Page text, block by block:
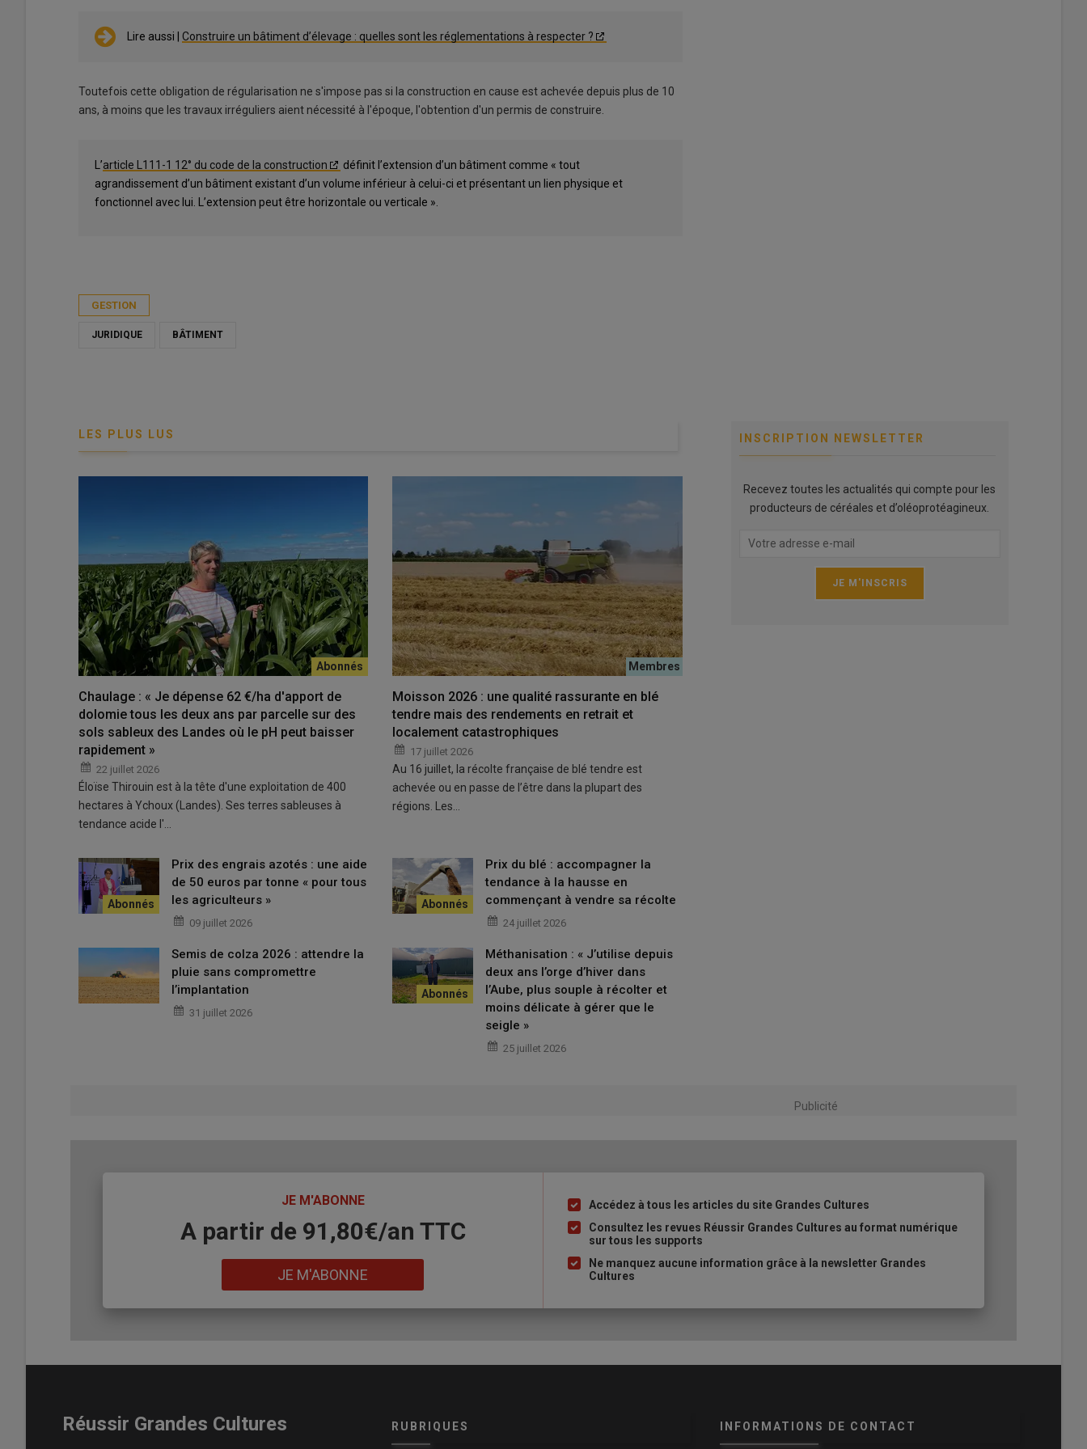
Lire aussi | Construire un bâtiment d’élevage : quelles sont les réglementations à respecter ?
Toutefois cette obligation de régularisation ne s'impose pas si la construction en cause est achevée depuis plus de 10
ans, à moins que les travaux irréguliers aient nécessité à l'époque, l'obtention d'un permis de construire.
L’article L111-1 12° du code de la construction
définit l’extension d’un bâtiment comme « tout
agrandissement d’un bâtiment existant d’un volume inférieur à celui-ci et présentant un lien physique et
fonctionnel avec lui. L’extension peut être horizontale ou verticale ».
GESTION
JURIDIQUE BÂTIMENT
LES PLUS LUS
Chaulage : « Je dépense 62 €/ha d'apport de
dolomie tous les deux ans par parcelle sur des
sols sableux des Landes où le pH peut baisser
rapidement »
22 juillet 2026
Éloïse Thirouin est à la tête d'une exploitation de 400
hectares à Ychoux (Landes). Ses terres sableuses à
tendance acide l'…
Moisson 2026 : une qualité rassurante en blé
tendre mais des rendements en retrait et
localement catastrophiques
17 juillet 2026
Au 16 juillet, la récolte française de blé tendre est
achevée ou en passe de l’être dans la plupart des
régions. Les…
Prix des engrais azotés : une aide
de 50 euros par tonne « pour tous
les agriculteurs »
09 juillet 2026
Prix du blé : accompagner la
tendance à la hausse en
commençant à vendre sa récolte
24 juillet 2026
Semis de colza 2026 : attendre la
pluie sans compromettre
l’implantation
31 juillet 2026
Méthanisation : « J’utilise depuis
deux ans l’orge d’hiver dans
l’Aube, plus souple à récolter et
moins délicate à gérer que le
seigle »
25 juillet 2026
INSCRIPTION NEWSLETTER
Recevez toutes les actualités qui compte pour les
producteurs de céréales et d’oléoprotéagineux.
Publicité
JE M'ABONNE
BodyA partir de 91,80€/an​ TTC
JE M'ABONNE
Liste
à
puce
Accédez à tous les articles du site Grandes Cultures
Consultez les revues Réussir Grandes Cultures au format numérique
sur tous les supports
Ne manquez aucune information grâce à la newsletter Grandes
Cultures
Réussir Grandes Cultures RUBRIQUES INFORMATIONS DE CONTACT